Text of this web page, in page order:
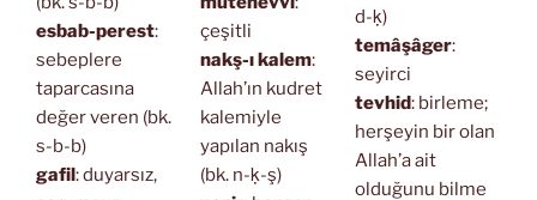
esbab-perest:
sebeplere
taparcasına
değer veren (bk.
s-b-b)
gafil: duyarsız,
çeşitli
nakş-ı kalem:
Allah’ın kudret
kalemiyle
yapılan nakış
(bk. n-ḳ-ş)
d-ḳ)
temâşâger:
seyirci
tevhid: birleme;
herşeyin bir olan
Allah’a ait
olduğunu bilme